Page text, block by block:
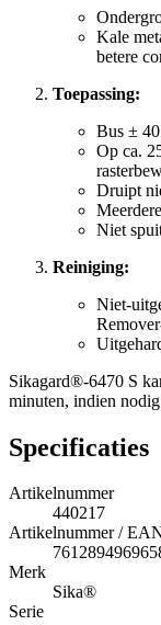
Kale
betere
Toepassing:
Bus ±
Op ca.
Druipt
Niet
Reiniging:
Niet-
Sikagard®-6470 S
minuten, indien
Specificaties
Artikelnummer
440217
Artikelnummer /
Merk
Sika®
Serie